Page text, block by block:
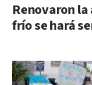
Renovaron
frío se hará